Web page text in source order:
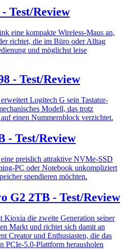
Test/Review
eine kompakte Wireless-Maus an,
richtet, die im Büro oder Alltag
und möglichst leise
- Test/Review
Logitech G sein Tastatur-
Modell, das trotz
einen Nummernblock verzichtet.
- Test/Review
preislich attraktive NVMe-SSD
PC oder Notebook unkompliziert
spendieren möchten.
G2 2TB - Test/Review
Kioxia die zweite Generation seiner
Markt und richtet sich damit an
Creator und Enthusiasten, die das
PCIe-5.0-Plattform herausholen